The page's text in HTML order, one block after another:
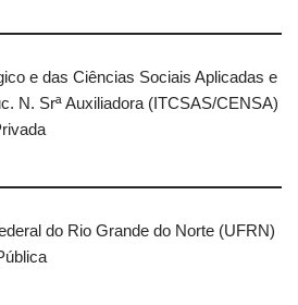
e das Ciências Sociais Aplicadas e
N. Srª Auxiliadora (ITCSAS/CENSA)
do Rio Grande do Norte (UFRN)